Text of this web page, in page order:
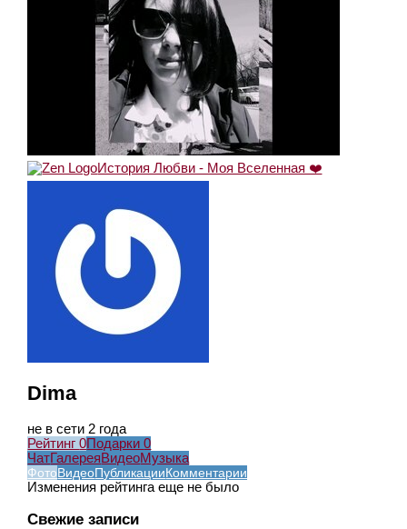
История Любви - Моя Вселенная ❤️
Dima
не в сети 2 года
Рейтинг0Подарки0
ЧатГалереяВидеоМузыка
ФотоВидеоПубликацииКомментарии
Изменения рейтинга еще не было
Свежие записи